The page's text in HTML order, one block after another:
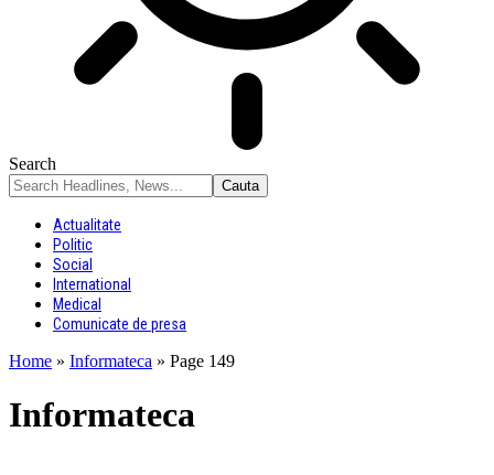
Search
Actualitate
Politic
Social
International
Medical
Comunicate de presa
Home » Informateca » Page 149
Informateca